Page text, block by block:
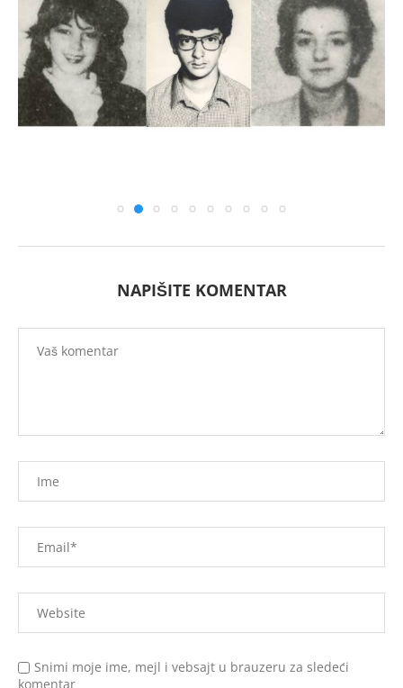
NAPIŠITE KOMENTAR
Snimi moje ime, mejl i vebsajt u brauzeru za sledeći
komentar